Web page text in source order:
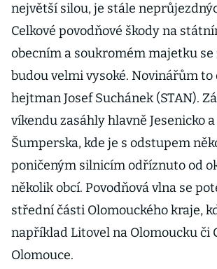
největší silou, je stále
Celkové povodňové škody na
obecním a soukromém majetku
budou velmi vysoké. Novinářům to
hejtman Josef Suchánek (STAN).
víkendu zasáhly hlavně Jesenicko
Šumperska, kde je s odstupem
poničeným silnicím odříznuto od
několik obcí. Povodňová vlna se
střední části Olomouckého kraje,
například Litovel na Olomoucku či
Olomouce.